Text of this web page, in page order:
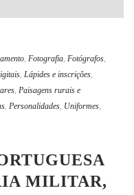
, Fotografia, Fotógrafos,
, Lápides e inscrições,
, Paisagens rurais e
, Personalidades, Uniformes,
MILITAR,